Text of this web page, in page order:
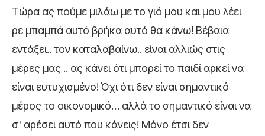
Τώρα ας πούμε μιλάω με το γιό μου και μου λέει
ρε μπαμπά αυτό βρήκα αυτό θα κάνω! Βέβαια
εντάξει.. τον καταλαβαίνω.. είναι αλλιώς στις
μέρες μας .. ας κάνει ότι μπορεί το παιδί αρκεί να
είναι ευτυχισμένο! Όχι ότι δεν είναι σημαντικό
μέρος το οικονομικό… αλλά το σημαντικό είναι να
σ' αρέσει αυτό που κάνεις! Μόνο έτσι δεν